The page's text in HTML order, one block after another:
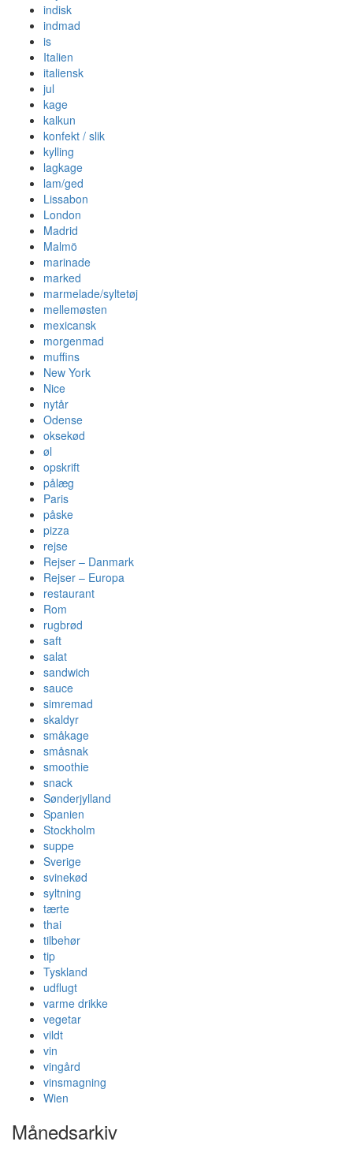
indisk
indmad
is
Italien
italiensk
jul
kage
kalkun
konfekt / slik
kylling
lagkage
lam/ged
Lissabon
London
Madrid
Malmö
marinade
marked
marmelade/syltetøj
mellemøsten
mexicansk
morgenmad
muffins
New York
Nice
nytår
Odense
oksekød
øl
opskrift
pålæg
Paris
påske
pizza
rejse
Rejser – Danmark
Rejser – Europa
restaurant
Rom
rugbrød
saft
salat
sandwich
sauce
simremad
skaldyr
småkage
småsnak
smoothie
snack
Sønderjylland
Spanien
Stockholm
suppe
Sverige
svinekød
syltning
tærte
thai
tilbehør
tip
Tyskland
udflugt
varme drikke
vegetar
vildt
vin
vingård
vinsmagning
Wien
Månedsarkiv